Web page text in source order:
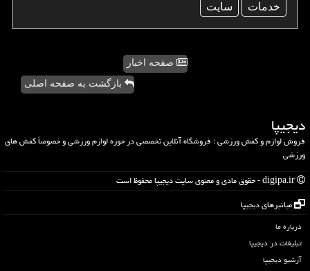
خدمات
سایت
صفحه اخبار
بازگشت به صفحه اصلی
دیجیپا
فروش لوازم و کفش ورزشی ؛ فروشگاه آنلاین تخصصی در حوزه لوازم ورزشی و خصوصاً کفش های
ورزشی
میانبرهای دیجیپا
درباره ما
تبلیغات در دیجیپا
آرشیو دیجیپا